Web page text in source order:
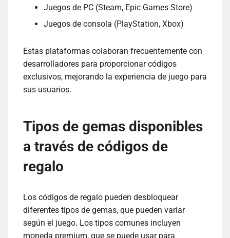
Juegos de PC (Steam, Epic Games Store)
Juegos de consola (PlayStation, Xbox)
Estas plataformas colaboran frecuentemente con
desarrolladores para proporcionar códigos
exclusivos, mejorando la experiencia de juego para
sus usuarios.
Tipos de gemas disponibles
a través de códigos de
regalo
Los códigos de regalo pueden desbloquear
diferentes tipos de gemas, que pueden variar
según el juego. Los tipos comunes incluyen
moneda premium, que se puede usar para